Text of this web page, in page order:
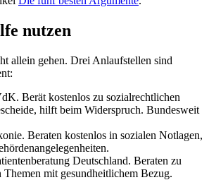
nutzen
allein gehen. Drei Anlaufstellen sind
Berät kostenlos zu sozialrechtlichen
hilft beim Widerspruch. Bundesweit
Beraten kostenlos in sozialen Notlagen,
Deutschland. Beraten zu
Themen mit gesundheitlichem Bezug.